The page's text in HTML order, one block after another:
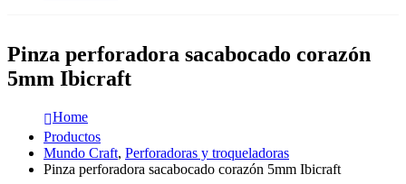
Pinza perforadora sacabocado corazón
5mm Ibicraft
Home
Productos
Mundo Craft, Perforadoras y troqueladoras
Pinza perforadora sacabocado corazón 5mm Ibicraft